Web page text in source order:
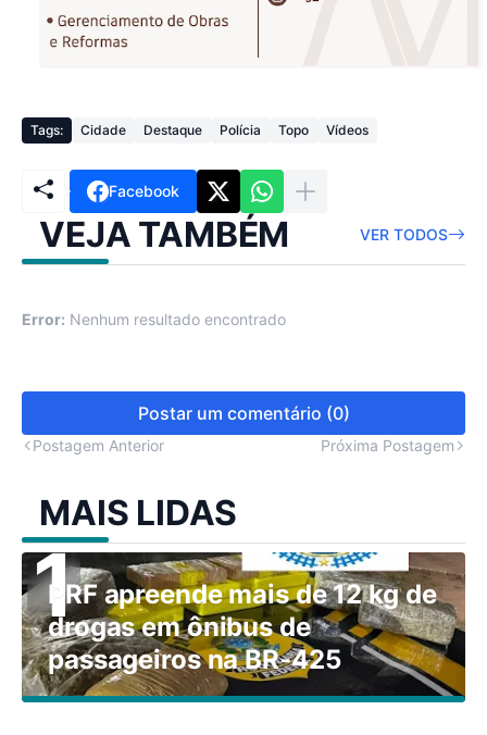
Tags: Cidade Destaque Polícia Topo Vídeos
Facebook
VEJA TAMBÉM VER TODOS
Error: Nenhum resultado encontrado
Postar um comentário (0)
Postagem Anterior Próxima Postagem
MAIS LIDAS
PRF apreende mais de 12 kg de
drogas em ônibus de
passageiros na BR-425